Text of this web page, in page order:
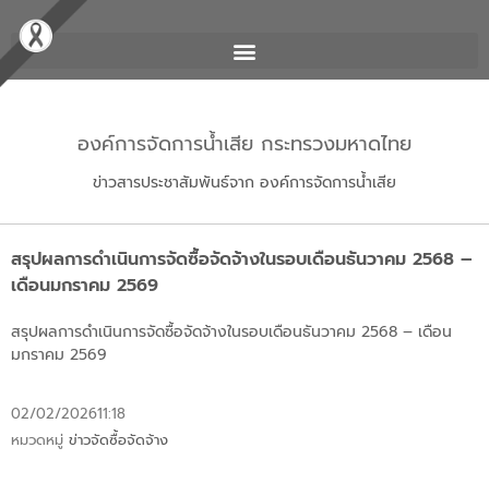
องค์การจัดการน้ำเสีย กระทรวงมหาดไทย
ข่าวสารประชาสัมพันธ์จาก องค์การจัดการน้ำเสีย
สรุปผลการดำเนินการจัดซื้อจัดจ้างในรอบเดือนธันวาคม 2568 –
เดือนมกราคม 2569
สรุปผลการดำเนินการจัดซื้อจัดจ้างในรอบเดือนธันวาคม 2568 – เดือน
มกราคม 2569
02/02/202611:18
หมวดหมู่ ข่าวจัดซื้อจัดจ้าง